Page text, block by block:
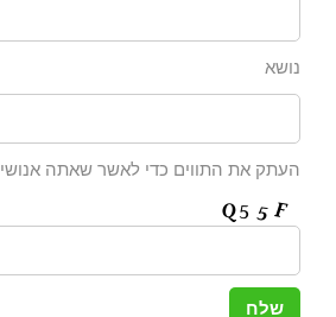
נושא
העתק את התווים כדי לאשר שאתה אנושי